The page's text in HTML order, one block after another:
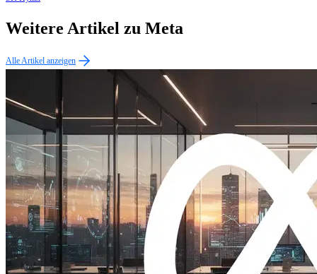
Weitere Artikel zu Meta
Alle Artikel anzeigen